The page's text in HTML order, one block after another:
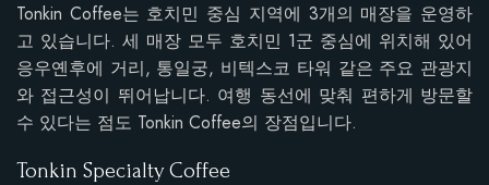
Tonkin Coffee는 호치민 중심 지역에 3개의 매장을 운영하
고 있습니다. 세 매장 모두 호치민 1군 중심에 위치해 있어
응우옌후에 거리, 통일궁, 비텍스코 타워 같은 주요 관광지
와 접근성이 뛰어납니다. 여행 동선에 맞춰 편하게 방문할
수 있다는 점도 Tonkin Coffee의 장점입니다.
Tonkin Specialty Coffee